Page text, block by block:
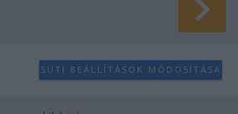
SÜTI BEÁLLÍTÁSOK MÓDOSÍTÁSA